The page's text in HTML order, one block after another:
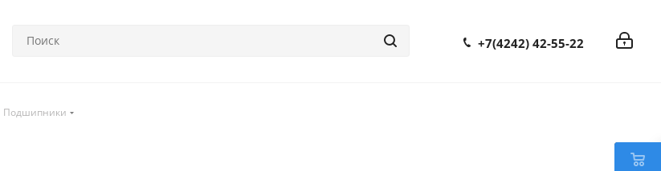
+7(4242) 42-55-22
Подшипники